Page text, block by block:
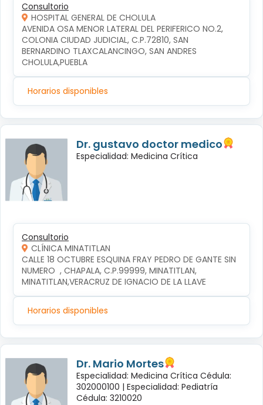
Consultorio
HOSPITAL GENERAL DE CHOLULA
AVENIDA OSA MENOR LATERAL DEL PERIFERICO NO.2,
COLONIA CIUDAD JUDICIAL, C.P.72810, SAN
BERNARDINO TLAXCALANCINGO, SAN ANDRES
CHOLULA,PUEBLA
Horarios disponibles
Dr. gustavo doctor medico
Especialidad: Medicina Crítica
Consultorio
CLÍNICA MINATITLAN
CALLE 18 OCTUBRE ESQUINA FRAY PEDRO DE GANTE SIN
NUMERO  , CHAPALA, C.P.99999, MINATITLAN,
MINATITLAN,VERACRUZ DE IGNACIO DE LA LLAVE
Horarios disponibles
Dr. Mario Mortes
Especialidad: Medicina Crítica Cédula:
302000100 | Especialidad: Pediatría
Cédula: 3210020